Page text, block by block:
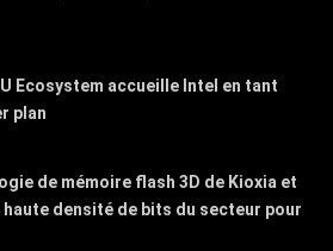
Ecosystem accueille Intel en tant
plan
de mémoire flash 3D de Kioxia et
densité de bits du secteur pour